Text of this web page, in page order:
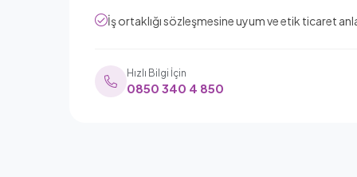
İş ortaklığı sözleşmesine uyum ve etik ticaret
Hızlı Bilgi İçin
0850 340 4 850